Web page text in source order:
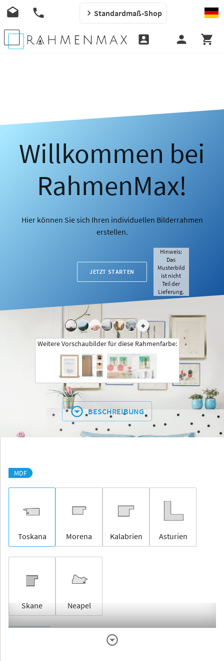
Standardmaß-Shop
Willkommen bei
RahmenMax!
Hier können Sie sich Ihren individuellen Bilderrahmen
erstellen.
JETZT STARTEN
+
Hinweis:
Das
Musterbild
ist nicht
Teil der
Lieferung.
Weitere Vorschaubilder für diese Rahmenfarbe:
BESCHREIBUNG
MDF
Toskana Morena Kalabrien Asturien
Skane Neapel